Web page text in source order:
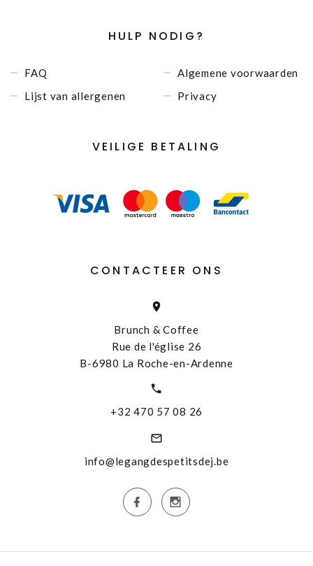
HULP NODIG?
FAQ
Lijst van allergenen
Algemene voorwaarden
Privacy
VEILIGE BETALING
CONTACTEER ONS
Brunch & Coffee
Rue de l'église 26
B-6980 La Roche-en-Ardenne
+32 470 57 08 26
info@legangdespetitsdej.be